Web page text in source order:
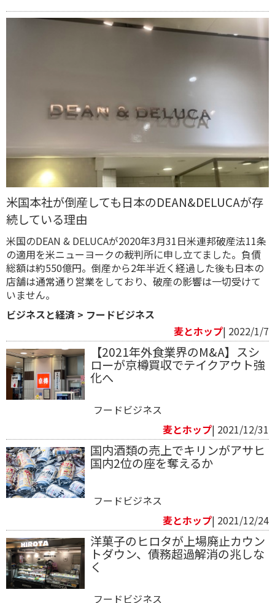
米国本社が倒産しても日本のDEAN&DELUCAが存
続している理由
米国のDEAN & DELUCAが2020年3月31日米連邦破産法11条
の適用を米ニューヨークの裁判所に申し立てました。負債
総額は約550億円。倒産から2年半近く経過した後も日本の
店舗は通常通り営業をしており、破産の影響は一切受けて
いません。
ビジネスと経済 > フードビジネス
麦とホップ| 2022/1/7
【2021年外食業界のM&A】スシ
ローが京樽買収でテイクアウト強
化へ
フードビジネス
麦とホップ| 2021/12/31
国内酒類の売上でキリンがアサヒ
国内2位の座を奪えるか
フードビジネス
麦とホップ| 2021/12/24
洋菓子のヒロタが上場廃止カウン
トダウン、債務超過解消の兆しな
く
フードビジネス